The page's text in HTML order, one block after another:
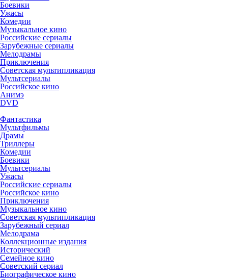
Боевики
Ужасы
Комедии
Музыкальное кино
Российские сериалы
Зарубежные сериалы
Мелодрамы
Приключения
Советская мультипликация
Мультсериалы
Российское кино
Анимэ
DVD
Фантастика
Мультфильмы
Драмы
Триллеры
Комедии
Боевики
Мультсериалы
Ужасы
Российские сериалы
Российское кино
Приключения
Музыкальное кино
Советская мультипликация
Зарубежный сериал
Мелодрама
Коллекционные издания
Исторический
Семейное кино
Советский сериал
Биографическое кино